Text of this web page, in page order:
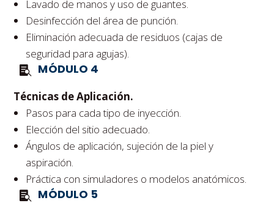
Lavado de manos y uso de guantes.
Desinfección del área de punción.
Eliminación adecuada de residuos (cajas de
seguridad para agujas).
MÓDULO 4
Técnicas de Aplicación.
Pasos para cada tipo de inyección.
Elección del sitio adecuado.
Ángulos de aplicación, sujeción de la piel y
aspiración.
Práctica con simuladores o modelos anatómicos.
MÓDULO 5